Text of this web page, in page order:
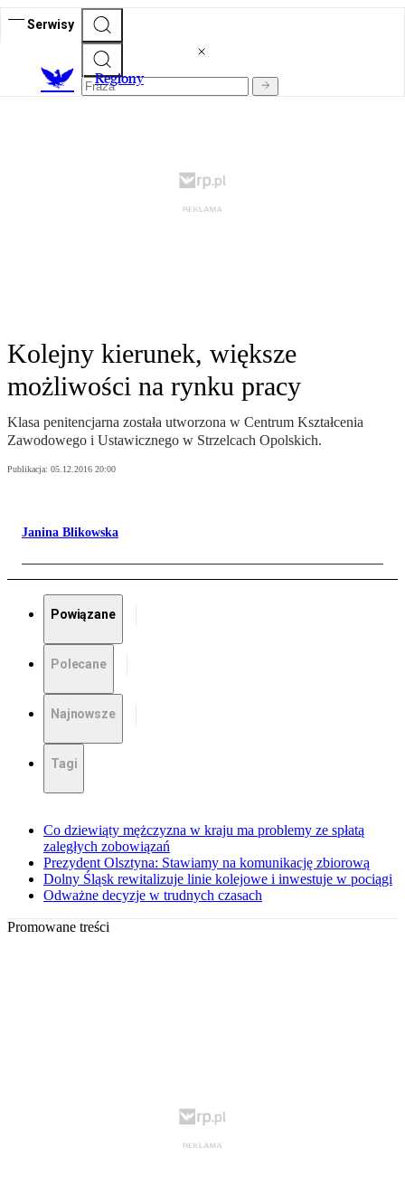
Serwisy
Regiony
Kolejny kierunek, większe
możliwości na rynku pracy
Klasa penitencjarna została utworzona w Centrum Kształcenia
Zawodowego i Ustawicznego w Strzelcach Opolskich.
Publikacja: 05.12.2016 20:00
Janina Blikowska
Powiązane
Polecane
Najnowsze
Tagi
Co dziewiąty mężczyzna w kraju ma problemy ze spłatą
zaległych zobowiązań
Prezydent Olsztyna: Stawiamy na komunikację zbiorową
Dolny Śląsk rewitalizuje linie kolejowe i inwestuje w pociągi
Odważne decyzje w trudnych czasach
Promowane treści